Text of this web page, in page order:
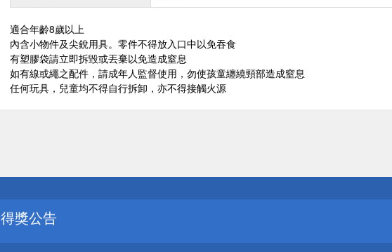
適合年齡8歲以上
內含小物件及尖銳用具。零件不得放入口中以免吞食
有塑膠袋請立即拆毀或丟棄以免造成窒息
如有線或繩之配件，請成年人監督使用，勿使孩童纏繞頸部造成窒息
任何玩具，兒童均不得自行拆卸，亦不得接觸火源
詐騙網頁！請小心！
得獎公告
熱門話題
銀行優惠